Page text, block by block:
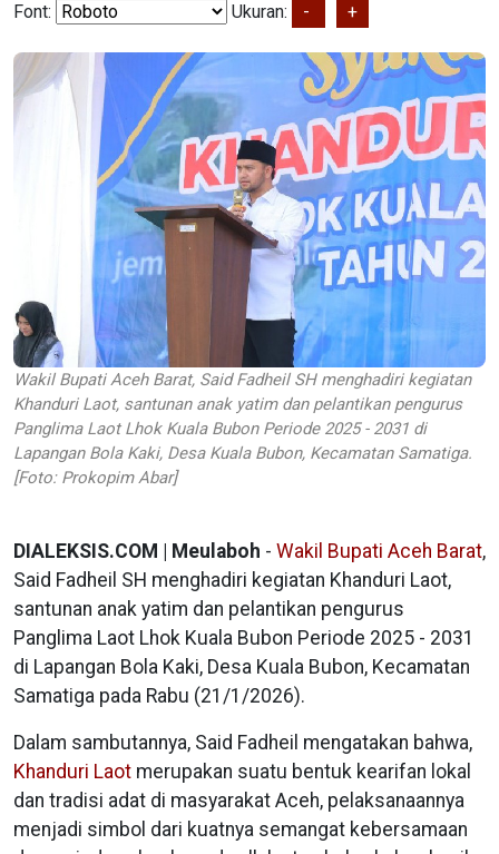
Font: Ukuran: - +
Wakil Bupati Aceh Barat, Said Fadheil SH menghadiri kegiatan
Khanduri Laot, santunan anak yatim dan pelantikan pengurus
Panglima Laot Lhok Kuala Bubon Periode 2025 - 2031 di
Lapangan Bola Kaki, Desa Kuala Bubon, Kecamatan Samatiga.
[Foto: Prokopim Abar]
DIALEKSIS.COM | Meulaboh - Wakil Bupati Aceh Barat,
Said Fadheil SH menghadiri kegiatan Khanduri Laot,
santunan anak yatim dan pelantikan pengurus
Panglima Laot Lhok Kuala Bubon Periode 2025 - 2031
di Lapangan Bola Kaki, Desa Kuala Bubon, Kecamatan
Samatiga pada Rabu (21/1/2026).
Dalam sambutannya, Said Fadheil mengatakan bahwa,
Khanduri Laot merupakan suatu bentuk kearifan lokal
dan tradisi adat di masyarakat Aceh, pelaksanaannya
menjadi simbol dari kuatnya semangat kebersamaan